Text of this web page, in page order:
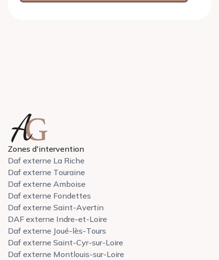
Zones d'intervention
Daf externe La Riche
Daf externe Touraine
Daf externe Amboise
Daf externe Fondettes
Daf externe Saint-Avertin
DAF externe Indre-et-Loire
Daf externe Joué-lès-Tours
Daf externe Saint-Cyr-sur-Loire
Daf externe Montlouis-sur-Loire